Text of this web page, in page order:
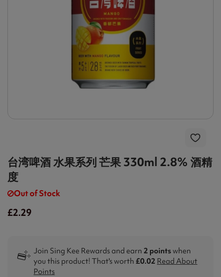
台湾啤酒 水果系列 芒果 330ml 2.8% 酒精
度
Out of Stock
£2.29
Join Sing Kee Rewards and earn 2 pointswhen
you this product! That's worth £0.02 Read About
Points